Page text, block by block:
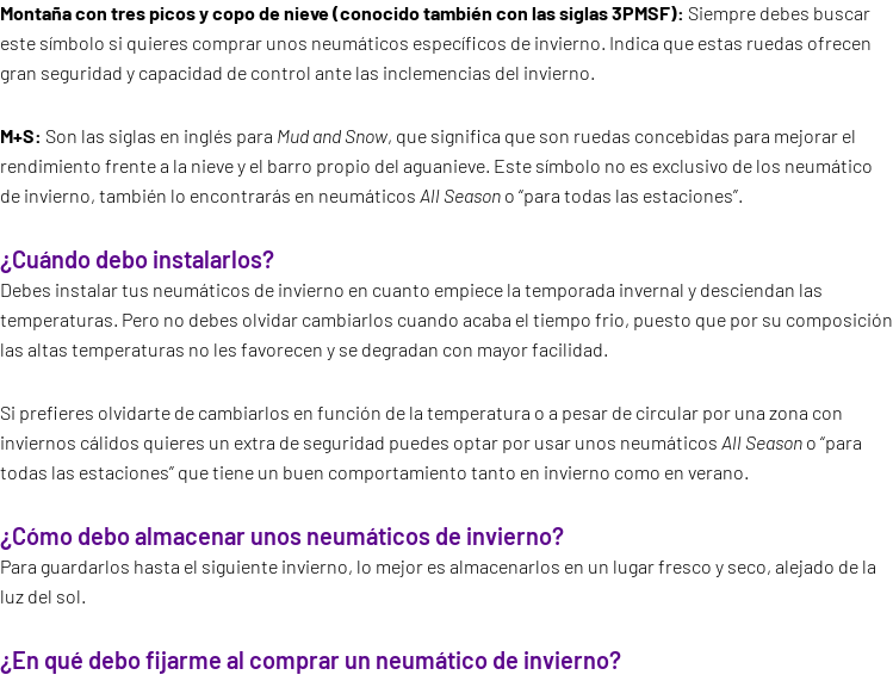
Montaña con tres picos y copo de nieve (conocido también con las siglas 3PMSF): Siempre debes buscar
este símbolo si quieres comprar unos neumáticos específicos de invierno. Indica que estas ruedas ofrecen
gran seguridad y capacidad de control ante las inclemencias del invierno.
M+S: Son las siglas en inglés para Mud and Snow, que significa que son ruedas concebidas para mejorar el
rendimiento frente a la nieve y el barro propio del aguanieve. Este símbolo no es exclusivo de los neumático
de invierno, también lo encontrarás en neumáticos All Season o “para todas las estaciones”.
¿Cuándo debo instalarlos?
Debes instalar tus neumáticos de invierno en cuanto empiece la temporada invernal y desciendan las
temperaturas. Pero no debes olvidar cambiarlos cuando acaba el tiempo frio, puesto que por su composición
las altas temperaturas no les favorecen y se degradan con mayor facilidad.
Si prefieres olvidarte de cambiarlos en función de la temperatura o a pesar de circular por una zona con
inviernos cálidos quieres un extra de seguridad puedes optar por usar unos neumáticos All Season o “para
todas las estaciones” que tiene un buen comportamiento tanto en invierno como en verano.
¿Cómo debo almacenar unos neumáticos de invierno?
Para guardarlos hasta el siguiente invierno, lo mejor es almacenarlos en un lugar fresco y seco, alejado de la
luz del sol.
¿En qué debo fijarme al comprar un neumático de invierno?